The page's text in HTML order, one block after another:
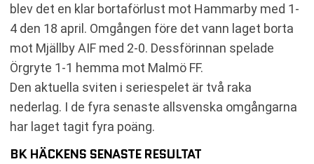
blev det en klar bortaförlust mot Hammarby med 1-
4 den 18 april. Omgången före det vann laget borta
mot Mjällby AIF med 2-0. Dessförinnan spelade
Örgryte 1-1 hemma mot Malmö FF.
Den aktuella sviten i seriespelet är två raka
nederlag. I de fyra senaste allsvenska omgångarna
har laget tagit fyra poäng.
BK HÄCKENS SENASTE RESULTAT